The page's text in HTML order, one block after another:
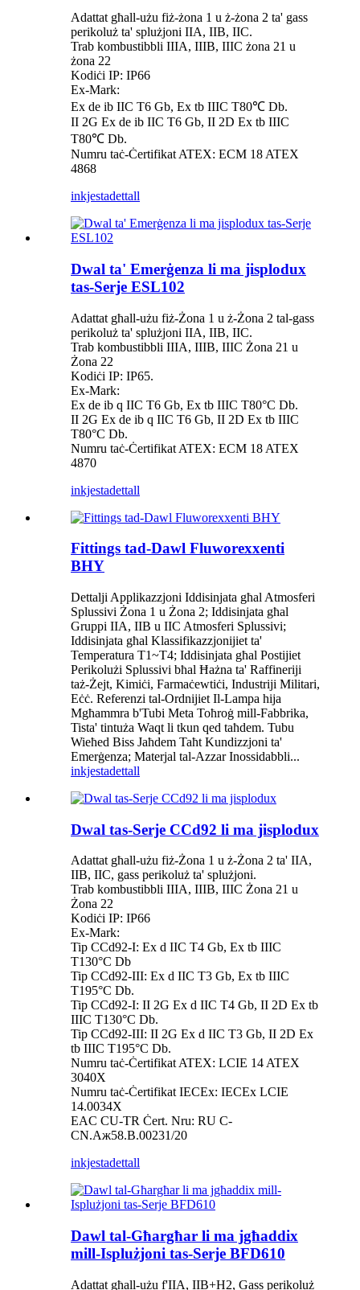
Adattat għall-użu fiż-żona 1 u ż-żona 2 ta' gass
perikoluż ta' splużjoni IIA, IIB, IIC.
Trab kombustibbli IIIA, IIIB, IIIC żona 21 u
żona 22
Kodiċi IP: IP66
Ex-Mark:
Ex de ib IIC T6 Gb, Ex tb IIIC T80℃ Db.
II 2G Ex de ib IIC T6 Gb, II 2D Ex tb IIIC
T80℃ Db.
Numru taċ-Ċertifikat ATEX: ECM 18 ATEX
4868
inkjestadettall
Dwal ta' Emerġenza li ma jisplodux
tas-Serje ESL102
Adattat għall-użu fiż-Żona 1 u ż-Żona 2 tal-gass
perikoluż ta' splużjoni IIA, IIB, IIC.
Trab kombustibbli IIIA, IIIB, IIIC Żona 21 u
Żona 22
Kodiċi IP: IP65.
Ex-Mark:
Ex de ib q IIC T6 Gb, Ex tb IIIC T80°C Db.
II 2G Ex de ib q IIC T6 Gb, II 2D Ex tb IIIC
T80°C Db.
Numru taċ-Ċertifikat ATEX: ECM 18 ATEX
4870
inkjestadettall
Fittings tad-Dawl Fluworexxenti
BHY
Dettalji Applikazzjoni Iddisinjata għal Atmosferi
Splussivi Żona 1 u Żona 2; Iddisinjata għal
Gruppi IIA, IIB u IIC Atmosferi Splussivi;
Iddisinjata għal Klassifikazzjonijiet ta'
Temperatura T1~T4; Iddisinjata għal Postijiet
Perikolużi Splussivi bħal Ħażna ta' Raffineriji
taż-Żejt, Kimiċi, Farmaċewtiċi, Industriji Militari,
Eċċ. Referenzi tal-Ordnijiet Il-Lampa hija
Mgħammra b'Tubi Meta Toħroġ mill-Fabbrika,
Tista' tintuża Waqt li tkun qed taħdem. Tubu
Wieħed Biss Jaħdem Taħt Kundizzjoni ta'
Emerġenza; Materjal tal-Azzar Inossidabbli...
inkjestadettall
Dwal tas-Serje CCd92 li ma jisplodux
Adattat għall-użu fiż-Żona 1 u ż-Żona 2 ta' IIA,
IIB, IIC, gass perikoluż ta' splużjoni.
Trab kombustibbli IIIA, IIIB, IIIC Żona 21 u
Żona 22
Kodiċi IP: IP66
Ex-Mark:
Tip CCd92-I: Ex d IIC T4 Gb, Ex tb IIIC
T130°C Db
Tip CCd92-III: Ex d IIC T3 Gb, Ex tb IIIC
T195°C Db.
Tip CCd92-I: II 2G Ex d IIC T4 Gb, II 2D Ex tb
IIIC T130°C Db.
Tip CCd92-III: II 2G Ex d IIC T3 Gb, II 2D Ex
tb IIIC T195°C Db.
Numru taċ-Ċertifikat ATEX: LCIE 14 ATEX
3040X
Numru taċ-Ċertifikat IECEx: IECEx LCIE
14.0034X
EAC CU-TR Ċert. Nru: RU C-
CN.Aж58.B.00231/20
inkjestadettall
Dawl tal-Għargħar li ma jgħaddix
mill-Isplużjoni tas-Serje BFD610
Adattat għall-użu f'IIA, IIB+H2, Gass perikoluż